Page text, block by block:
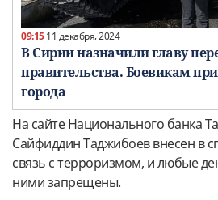
09:1511 декабря, 2024
В Сирии назначили главу
правительства. Боевикам
города
На сайте Национального банка
Сайфиддин Таджибоев внесен в
связь с терроризмом, и любые
ними запрещены.